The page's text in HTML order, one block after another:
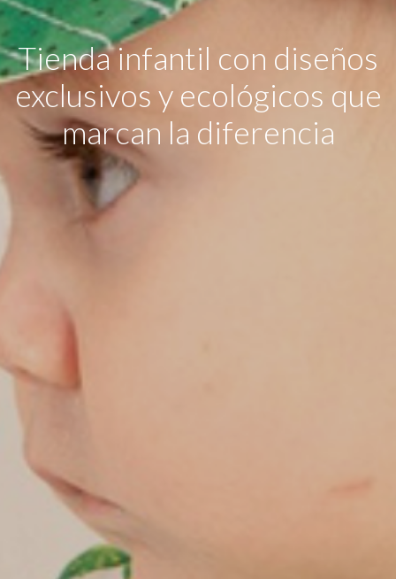
Tienda infantil con diseños
exclusivos y ecológicos que
marcan la diferencia